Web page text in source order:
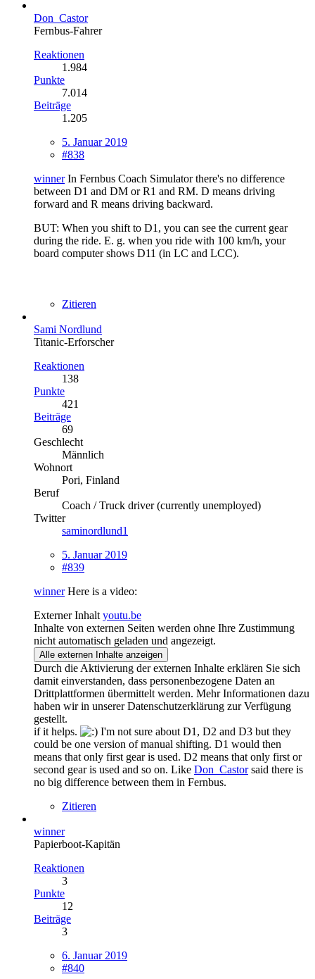
Don_Castor
Fernbus-Fahrer
Reaktionen
1.984
Punkte
7.014
Beiträge
1.205
5. Januar 2019
#838
winnerIn Fernbus Coach Simulator there's no difference
between D1 and DM or R1 and RM. D means driving
forward and R means driving backward.
BUT: When you shift to D1, you can see the current gear
during the ride. E. g. when you ride with 100 km/h, your
board computer shows D11 (in LC and LCC).
Zitieren
Sami Nordlund
Titanic-Erforscher
Reaktionen
138
Punkte
421
Beiträge
69
Geschlecht
Männlich
Wohnort
Pori, Finland
Beruf
Coach / Truck driver (currently unemployed)
Twitter
saminordlund1
5. Januar 2019
#839
winnerHere is a video:
Externer Inhalt youtu.be
Inhalte von externen Seiten werden ohne Ihre Zustimmung
nicht automatisch geladen und angezeigt.
Alle externen Inhalte anzeigen
Durch die Aktivierung der externen Inhalte erklären Sie sich
damit einverstanden, dass personenbezogene Daten an
Drittplattformen übermittelt werden. Mehr Informationen dazu
haben wir in unserer Datenschutzerklärung zur Verfügung
gestellt.
if it helps.
I'm not sure about D1, D2 and D3 but they
could be one version of manual shifting. D1 would then
means that only first gear is used. D2 means that only first or
second gear is used and so on. Like Don_Castorsaid there is
no big difference between them in Fernbus.
Zitieren
winner
Papierboot-Kapitän
Reaktionen
3
Punkte
12
Beiträge
3
6. Januar 2019
#840